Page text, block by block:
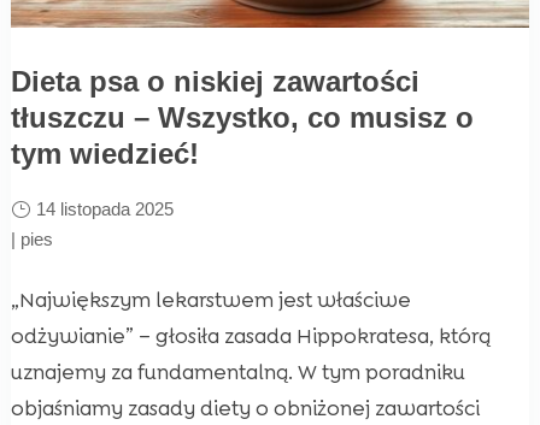
Dieta psa o niskiej zawartości
tłuszczu – Wszystko, co musisz o
tym wiedzieć!
14 listopada 2025
| pies
„Największym lekarstwem jest właściwe
odżywianie” – głosiła zasada Hippokratesa, którą
uznajemy za fundamentalną. W tym poradniku
objaśniamy zasady diety o obniżonej zawartości